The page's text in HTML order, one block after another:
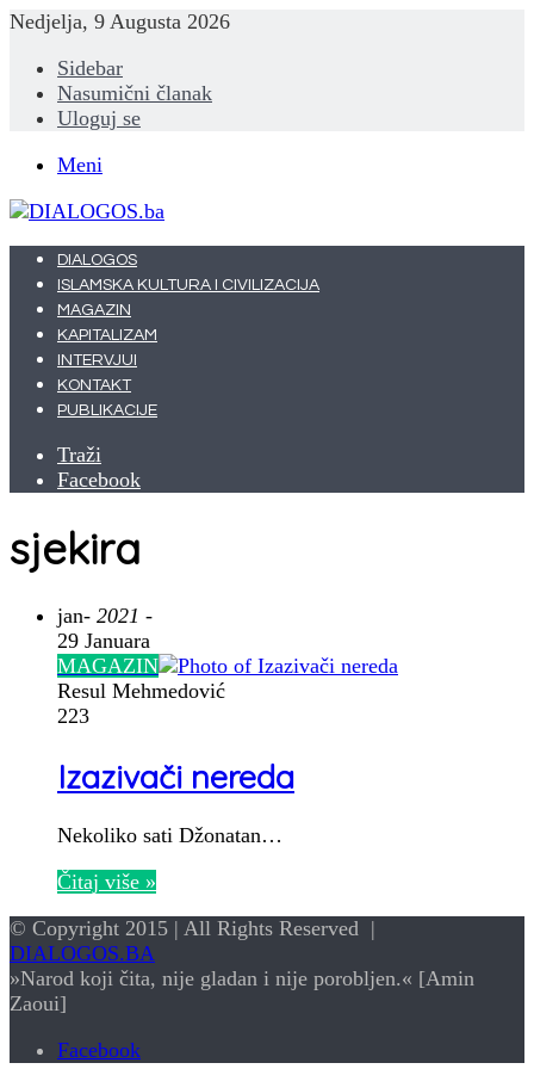
Nedjelja, 9 Augusta 2026
Sidebar
Nasumični članak
Uloguj se
Meni
DIALOGOS
ISLAMSKA KULTURA I CIVILIZACIJA
MAGAZIN
KAPITALIZAM
INTERVJUI
KONTAKT
PUBLIKACIJE
Traži
Facebook
sjekira
jan- 2021 -
29 Januara
MAGAZIN
Resul Mehmedović
223
Izazivači nereda
Nekoliko sati Džonatan…
Čitaj više »
© Copyright 2015 | All Rights Reserved |
DIALOGOS.BA
»Narod koji čita, nije gladan i nije porobljen.« [Amin
Zaoui]
Facebook